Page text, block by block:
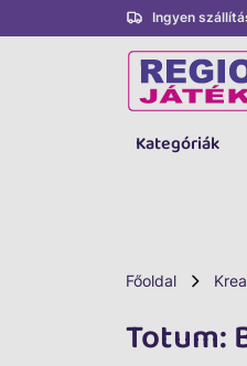
Ingyen
Kategóriák
LEGO
Főoldal
Totum: